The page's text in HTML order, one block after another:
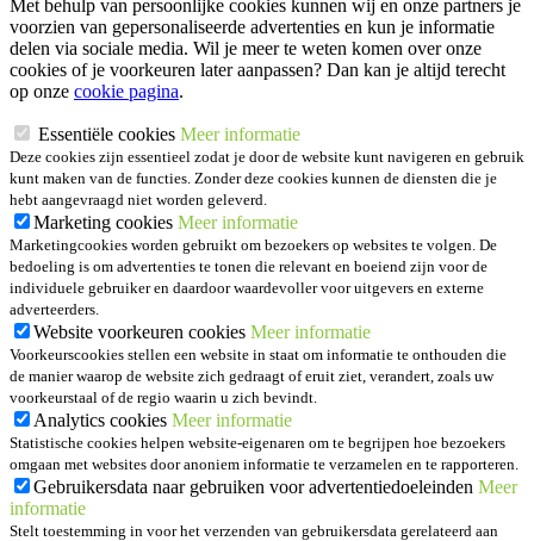
Met behulp van persoonlijke cookies kunnen wij en onze partners je
voorzien van gepersonaliseerde advertenties en kun je informatie
delen via sociale media. Wil je meer te weten komen over onze
cookies of je voorkeuren later aanpassen? Dan kan je altijd terecht
op onze cookie pagina.
Essentiële cookies Meer informatie
Deze cookies zijn essentieel zodat je door de website kunt navigeren en gebruik
kunt maken van de functies. Zonder deze cookies kunnen de diensten die je
hebt aangevraagd niet worden geleverd.
Marketing cookies Meer informatie
Marketingcookies worden gebruikt om bezoekers op websites te volgen. De
bedoeling is om advertenties te tonen die relevant en boeiend zijn voor de
individuele gebruiker en daardoor waardevoller voor uitgevers en externe
adverteerders.
Website voorkeuren cookies Meer informatie
Voorkeurscookies stellen een website in staat om informatie te onthouden die
de manier waarop de website zich gedraagt of eruit ziet, verandert, zoals uw
voorkeurstaal of de regio waarin u zich bevindt.
Analytics cookies Meer informatie
Statistische cookies helpen website-eigenaren om te begrijpen hoe bezoekers
omgaan met websites door anoniem informatie te verzamelen en te rapporteren.
Gebruikersdata naar gebruiken voor advertentiedoeleinden Meer
informatie
Stelt toestemming in voor het verzenden van gebruikersdata gerelateerd aan